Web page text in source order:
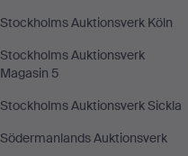
Stockholms Auktionsverk Köln
Stockholms Auktionsverk
Magasin 5
Stockholms Auktionsverk Sickla
Södermanlands Auktionsverk